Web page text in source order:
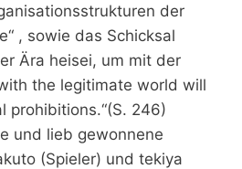
der
, sowie das Schicksal
Ära heisei, um mit der
the legitimate world will
prohibitions.“(S. 246)
und lieb gewonnene
(Spieler) und tekiya